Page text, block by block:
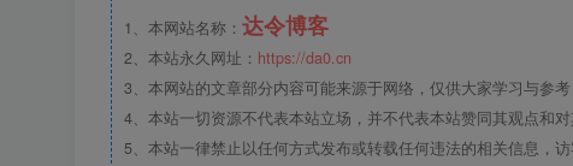
1、本网站名称： 达令博客
2、本站永久网址： https://da0.cn
3、本网站的文章部分内容可能来源于网络，仅供大家学习与参
4、本站一切资源不代表本站立场，并不代表本站赞同其观点和对
5、本站一律禁止以任何方式发布或转载任何违法的相关信息，